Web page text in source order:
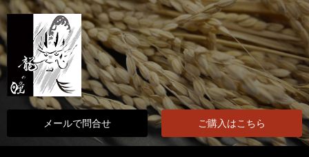
メールで問合せ ご購入はこちら